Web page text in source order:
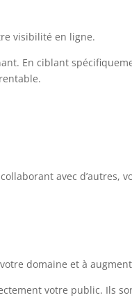
visibilité en ligne.
En ciblant
avec d’autres,
domaine et à
votre public. Ils